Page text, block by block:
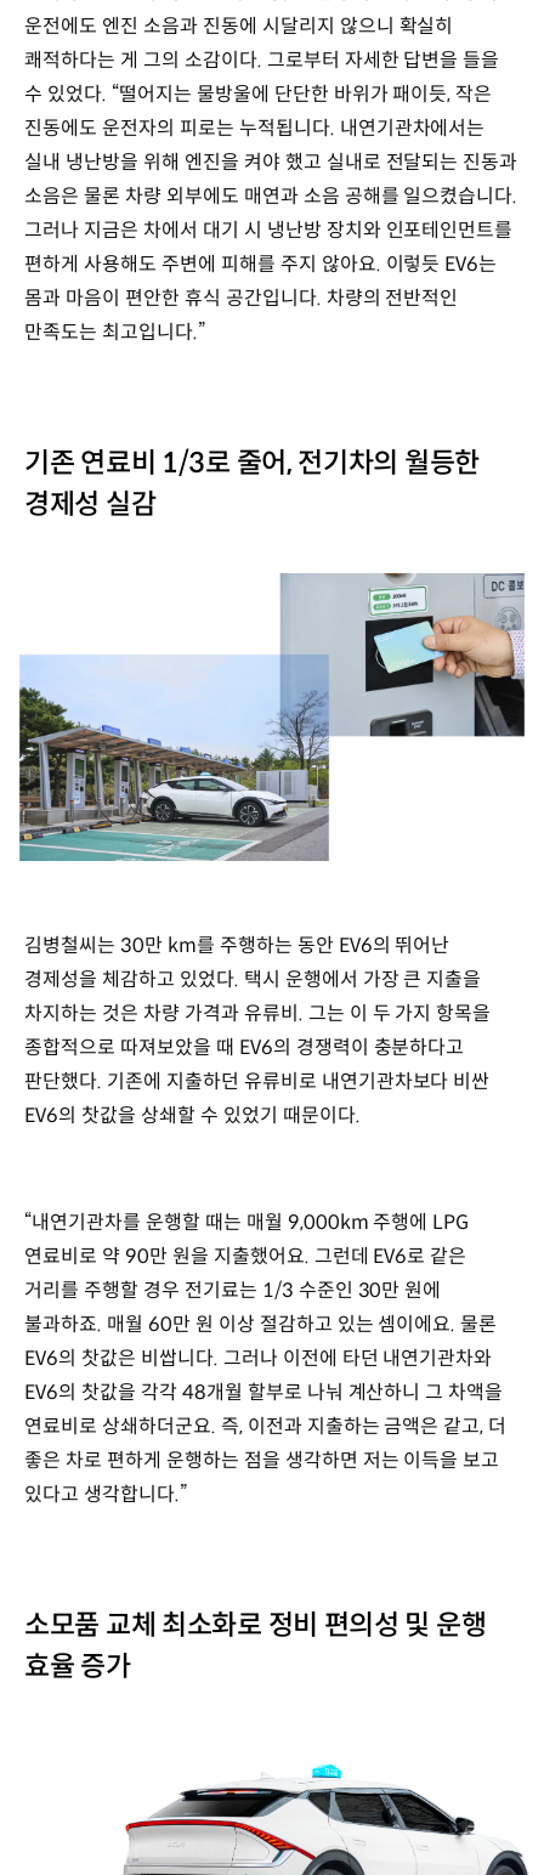
운전에도 엔진 소음과 진동에 시달리지 않으니 확실히
쾌적하다는 게 그의 소감이다. 그로부터 자세한 답변을 들을
수 있었다. “떨어지는 물방울에 단단한 바위가 패이듯, 작은
진동에도 운전자의 피로는 누적됩니다. 내연기관차에서는
실내 냉난방을 위해 엔진을 켜야 했고 실내로 전달되는 진동과
소음은 물론 차량 외부에도 매연과 소음 공해를 일으켰습니다.
그러나 지금은 차에서 대기 시 냉난방 장치와 인포테인먼트를
편하게 사용해도 주변에 피해를 주지 않아요. 이렇듯 EV6는
몸과 마음이 편안한 휴식 공간입니다. 차량의 전반적인
만족도는 최고입니다.”
기존 연료비 1/3로 줄어, 전기차의 월등한
경제성 실감
김병철씨는 30만 km를 주행하는 동안 EV6의 뛰어난
경제성을 체감하고 있었다. 택시 운행에서 가장 큰 지출을
차지하는 것은 차량 가격과 유류비. 그는 이 두 가지 항목을
종합적으로 따져보았을 때 EV6의 경쟁력이 충분하다고
판단했다. 기존에 지출하던 유류비로 내연기관차보다 비싼
EV6의 찻값을 상쇄할 수 있었기 때문이다.
“내연기관차를 운행할 때는 매월 9,000km 주행에 LPG
연료비로 약 90만 원을 지출했어요. 그런데 EV6로 같은
거리를 주행할 경우 전기료는 1/3 수준인 30만 원에
불과하죠. 매월 60만 원 이상 절감하고 있는 셈이에요. 물론
EV6의 찻값은 비쌉니다. 그러나 이전에 타던 내연기관차와
EV6의 찻값을 각각 48개월 할부로 나눠 계산하니 그 차액을
연료비로 상쇄하더군요. 즉, 이전과 지출하는 금액은 같고, 더
좋은 차로 편하게 운행하는 점을 생각하면 저는 이득을 보고
있다고 생각합니다.”
소모품 교체 최소화로 정비 편의성 및 운행
효율 증가